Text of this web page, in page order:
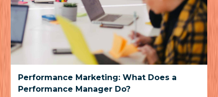
Performance Marketing: What Does a
Performance Manager Do?